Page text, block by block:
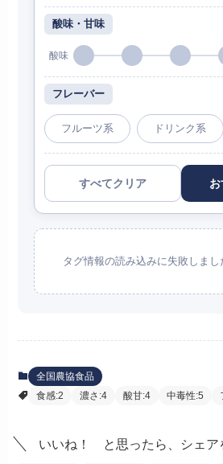
酸味・甘味
酸味
フレーバー
フルーツ系 ドリンク系
すべてクリア
タグ情報の読み込みに失敗しまし
全国農協食品
食感:2
濃さ:4 酸甘:4 中毒性:5
いいね！ と思ったら、シェア